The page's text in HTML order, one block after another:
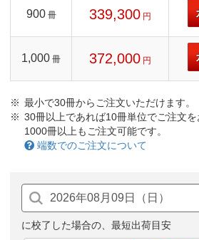
900 冊 339,300 円
1,000 冊 372,000 円
最小で30冊からご注文いただけます。
30冊以上であれば10冊単位でご注文を
1000冊以上もご注文可能です。
端数でのご注文について
に校了した場合の、最短出荷目安